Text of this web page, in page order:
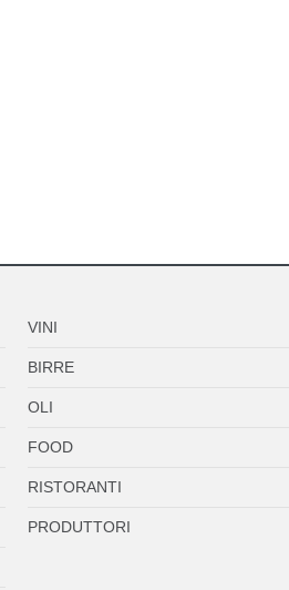
VINI
BIRRE
OLI
FOOD
RISTORANTI
PRODUTTORI